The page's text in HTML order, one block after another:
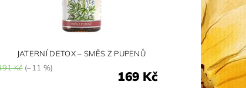
JATERNÍ DETOX – SMĚS Z PUPENŮ
Kč(–11 %)
169 Kč